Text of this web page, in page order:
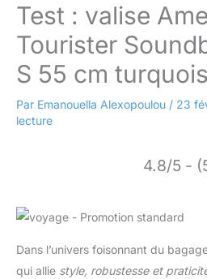
Test : valise
Tourister
S 55 cm
Par Emanouella Alexopoulou / 23
lecture
4.8/5 -
Dans l’univers foisonnant du
qui allie style, robustesse et